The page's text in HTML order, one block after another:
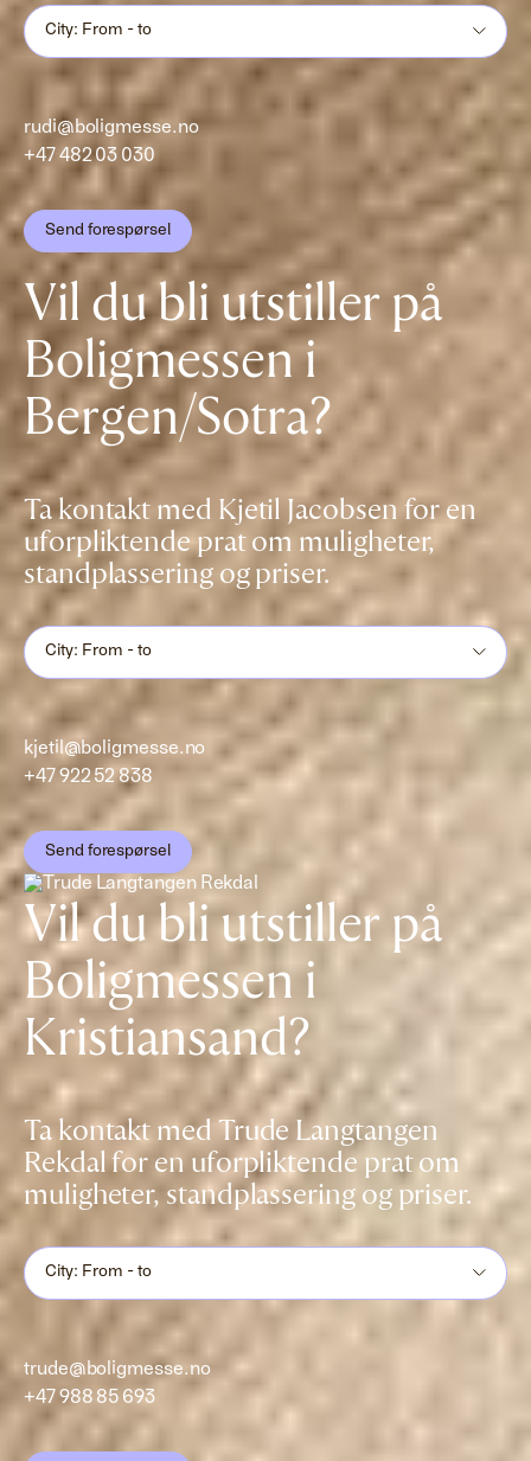
City: From - to
rudi@boligmesse.no
+47 482 03 030
Send forespørsel
Vil du bli utstiller på
Boligmessen i
Bergen/Sotra?
Ta kontakt med Kjetil Jacobsen for en
uforpliktende prat om muligheter,
standplassering og priser.
City: From - to
kjetil@boligmesse.no
+47 922 52 838
Send forespørsel
Vil du bli utstiller på
Boligmessen i
Kristiansand?
Ta kontakt med Trude Langtangen
Rekdal for en uforpliktende prat om
muligheter, standplassering og priser.
City: From - to
trude@boligmesse.no
+47 988 85 693